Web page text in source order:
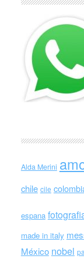
Alda Merini
chile cile
espana
made in italy
México nobel